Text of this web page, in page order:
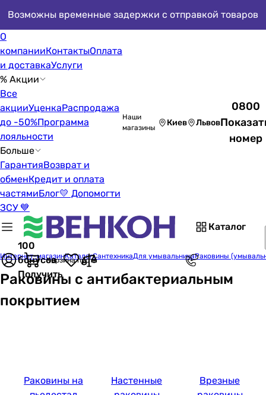
Возможны временные задержки с отправкой товаров
О
компанииКонтактыОплата
и доставкаУслуги
% Акции
Все
акцииУценкаРаспродажа
до -50%Программа
лояльности
Больше
ГарантияВозврат и
обменКредит и оплата
частямиБлог💛 Допомогти
ЗСУ 💙
Наши
магазины
Киев Львов
0800
номер
Каталог
100
бонусов
Получить
Корзина пуста
Интернет-магазинКаталогСантехникаДля умывальникаРаковины
Раковины с антибактериальным
покрытием
Раковины на
Настенные
Врезные